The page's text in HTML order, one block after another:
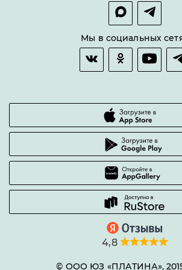
Гарантии качества
Часто задаваемые вопросы
Мы в социальных
4,8
© ООО ЮЗ «ПЛАТИНА»,